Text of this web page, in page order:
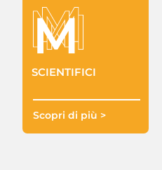
SCIENTIFICI
Scopri di più >